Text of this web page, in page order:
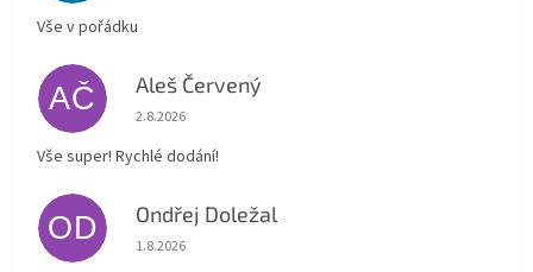
Vše v pořádku
AČ Aleš Červený
Hodnocení obchodu je 5 z 5 hvězdiček.
2.8.2026
Vše super! Rychlé dodání!
OD Ondřej Doležal
Hodnocení obchodu je 5 z 5 hvězdiček.
1.8.2026